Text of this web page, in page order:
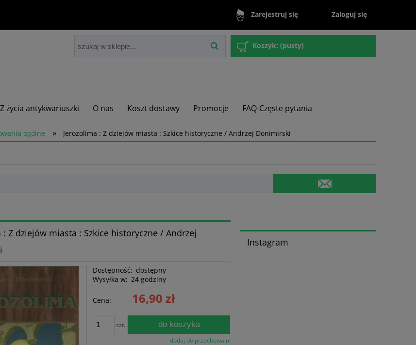
Zarejestruj się Zaloguj się
Koszyk: (pusty)
życia antykwariuszki O nas Koszt dostawy Promocje FAQ-Częste pytania
ogólne » Jerozolima : Z dziejów miasta : Szkice historyczne / Andrzej Donimirski
: Z dziejów miasta : Szkice historyczne / Andrzej
Dostępność: dostępny
Wysyłka w: 24 godziny
Cena: 16,90 zł
szt. do koszyka
dodaj do przechowalni
Instagram